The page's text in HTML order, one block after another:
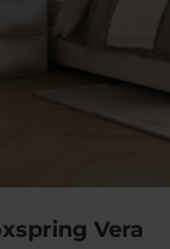
Vera